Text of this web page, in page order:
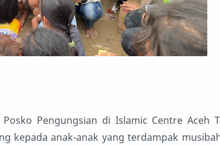
Pengungsian di Islamic Centre Aceh
kepada anak-anak yang terdampak